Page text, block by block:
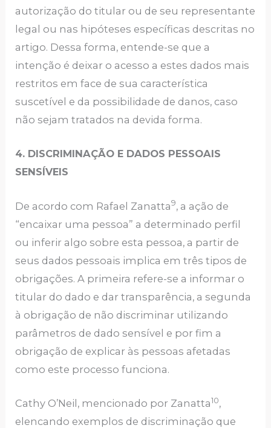
autorização do titular ou de seu representante
legal ou nas hipóteses específicas descritas no
artigo. Dessa forma, entende-se que a
intenção é deixar o acesso a estes dados mais
restritos em face de sua característica
suscetível e da possibilidade de danos, caso
não sejam tratados na devida forma.
4. DISCRIMINAÇÃO E DADOS PESSOAIS
SENSÍVEIS
De acordo com Rafael Zanatta9, a ação de
“encaixar uma pessoa” a determinado perfil
ou inferir algo sobre esta pessoa, a partir de
seus dados pessoais implica em três tipos de
obrigações. A primeira refere-se a informar o
titular do dado e dar transparência, a segunda
à obrigação de não discriminar utilizando
parâmetros de dado sensível e por fim a
obrigação de explicar às pessoas afetadas
como este processo funciona.
Cathy O’Neil, mencionado por Zanatta10,
elencando exemplos de discriminação que